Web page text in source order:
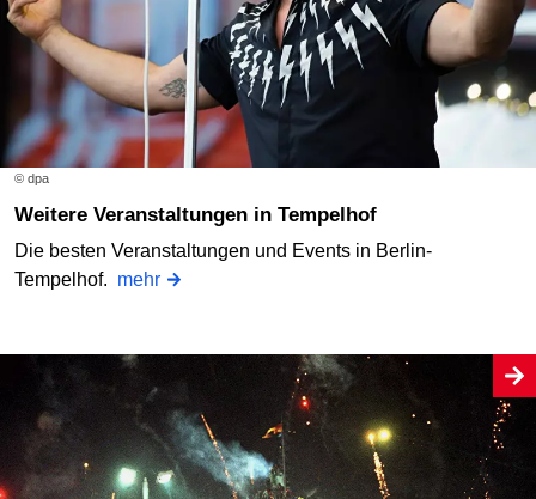
© dpa
Weitere Veranstaltungen in Tempelhof
Die besten Veranstaltungen und Events in Berlin-
Tempelhof. mehr